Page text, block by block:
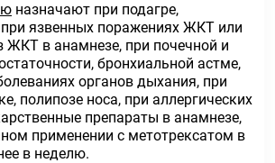
назначают при подагре,
при язвенных поражениях ЖКТ или
ЖКТ в анамнезе, при почечной и
бронхиальной астме,
органов дыхания, при
полипозе носа, при аллергических
препараты в анамнезе,
применении с метотрексатом в
в неделю.